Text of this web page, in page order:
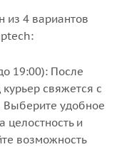
из 4 вариантов
19:00): После
свяжется с
Выберите удобное
целостность и
возможность